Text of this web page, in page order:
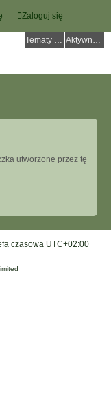
Zaloguj się
Tematy bez odpowiedzi Aktywne tematy
utworzone przez tę
czasowa UTC+02:00